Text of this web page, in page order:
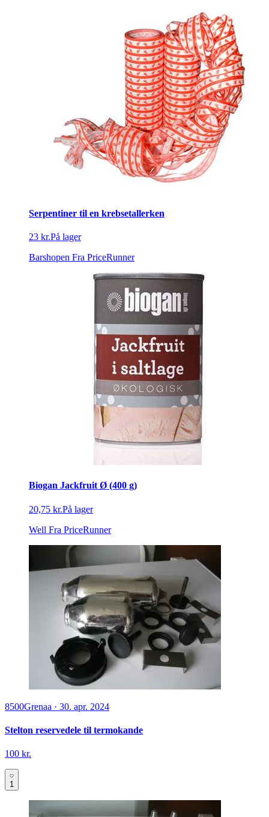
Serpentiner til en krebsetallerken
23 kr.På lager
Barshopen Fra PriceRunner
Biogan Jackfruit Ø (400 g)
20,75 kr.På lager
Well Fra PriceRunner
8500Grenaa · 30. apr. 2024
Stelton reservedele til termokande
100 kr.
1